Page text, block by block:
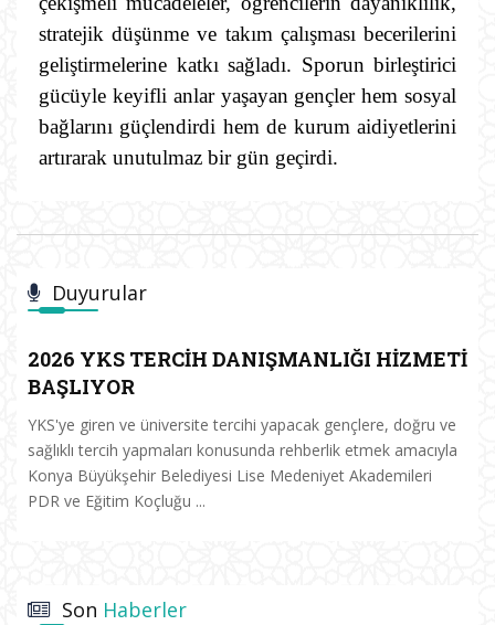
stratejik düşünme ve takım çalışması becerilerini
geliştirmelerine katkı sağladı. Sporun birleştirici
gücüyle keyifli anlar yaşayan gençler hem sosyal
bağlarını güçlendirdi hem de kurum aidiyetlerini
artırarak unutulmaz bir gün geçirdi.
Duyurular
2026 YKS TERCİH DANIŞMANLIĞI HİZMETİ
BAŞLIYOR
YKS'ye giren ve üniversite tercihi yapacak gençlere, doğru ve
sağlıklı tercih yapmaları konusunda rehberlik etmek amacıyla
Konya Büyükşehir Belediyesi Lise Medeniyet Akademileri
PDR ve Eğitim Koçluğu ...
Son Haberler